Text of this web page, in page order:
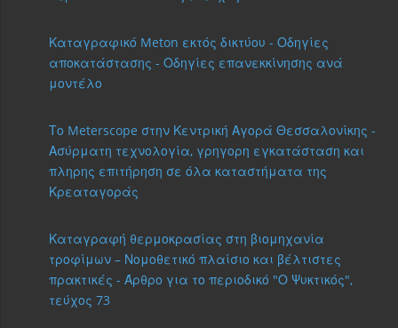
Καταγραφικό Meton εκτός δικτύου - Οδηγίες
αποκατάστασης - Οδηγίες επανεκκίνησης ανά
μοντέλο
Το Meterscope στην Κεντρική Αγορά Θεσσαλονίκης -
Ασύρματη τεχνολογία, γρηγορη εγκατάσταση και
πληρης επιτήρηση σε όλα καταστήματα της
Κρεαταγοράς
Καταγραφή θερμοκρασίας στη βιομηχανία
τροφίμων – Νομοθετικό πλαίσιο και βέλτιστες
πρακτικές - Άρθρο για το περιοδικό "Ο Ψυκτικός",
τεύχος 73